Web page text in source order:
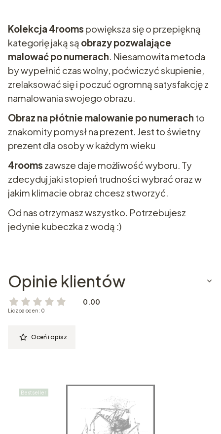
Kolekcja 4rooms powiększa się o przepiękną
kategorię jaką są obrazy pozwalające
malować po numerach. Niesamowita metoda
by wypełnić czas wolny, poćwiczyć skupienie,
zrelaksować się i poczuć ogromną satysfakcję z
namalowania swojego obrazu.
Obraz na płótnie malowanie po numerach to
znakomity pomysł na prezent. Jest to świetny
prezent dla osoby w każdym wieku
4rooms zawsze daje możliwość wyboru. Ty
zdecyduj jaki stopień trudności wybrać oraz w
jakim klimacie obraz chcesz stworzyć.
Od nas otrzymasz wszystko. Potrzebujesz
jedynie kubeczka z wodą :)
Opinie klientów
0.00
Liczba ocen: 0
Oceń i opisz
Bestseller